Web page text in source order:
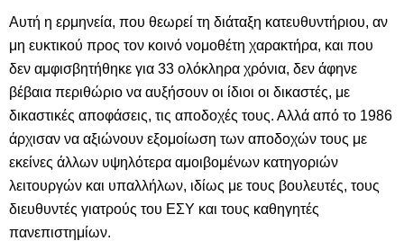
Αυτή η ερμηνεία, που θεωρεί τη διάταξη κατευθυντήριου, αν
μη ευκτικού προς τον κοινό νομοθέτη χαρακτήρα, και που
δεν αμφισβητήθηκε για 33 ολόκληρα χρόνια, δεν άφηνε
βέβαια περιθώριο να αυξήσουν οι ίδιοι οι δικαστές, με
δικαστικές αποφάσεις, τις αποδοχές τους. Αλλά από το 1986
άρχισαν να αξιώνουν εξομοίωση των αποδοχών τους με
εκείνες άλλων υψηλότερα αμοιβομένων κατηγοριών
λειτουργών και υπαλλήλων, ιδίως με τους βουλευτές, τους
διευθυντές γιατρούς του ΕΣΥ και τους καθηγητές
πανεπιστημίων.